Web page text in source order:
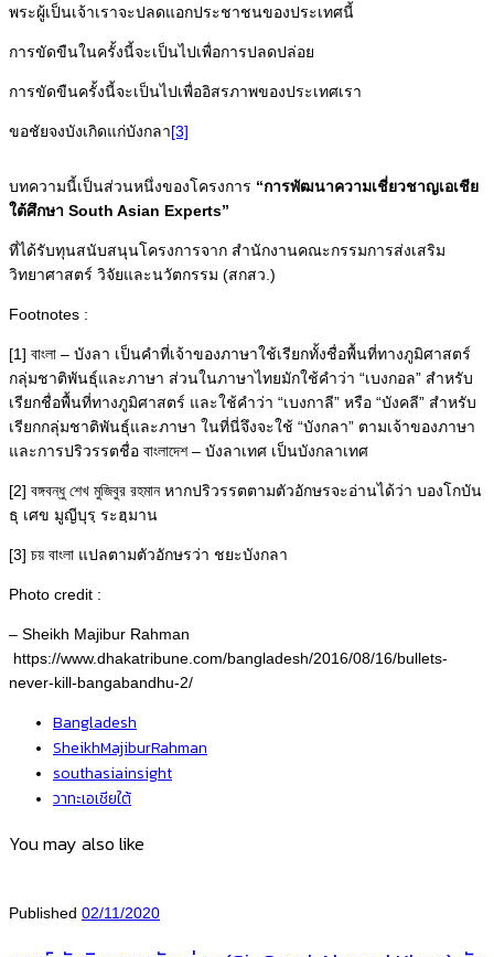
พระผู้เป็นเจ้าเราจะปลดแอกประชาชนของประเทศนี้
การขัดขืนในครั้งนี้จะเป็นไปเพื่อการปลดปล่อย
การขัดขืนครั้งนี้จะเป็นไปเพื่ออิสรภาพของประเทศเรา
ขอชัยจงบังเกิดแก่บังกลา[3]
บทความนี้เป็นส่วนหนึ่งของโครงการ “การพัฒนาความเชี่ยวชาญเอเชีย
ใต้ศึกษา South Asian Experts”
ที่ได้รับทุนสนับสนุนโครงการจาก สำนักงานคณะกรรมการส่งเสริม
วิทยาศาสตร์ วิจัยและนวัตกรรม (สกสว.)
Footnotes :
[1] বাংলা – บังลา เป็นคำที่เจ้าของภาษาใช้เรียกทั้งชื่อพื้นที่ทางภูมิศาสตร์
กลุ่มชาติพันธุ์และภาษา ส่วนในภาษาไทยมักใช้คำว่า “เบงกอล” สำหรับ
เรียกชื่อพื้นที่ทางภูมิศาสตร์ และใช้คำว่า “เบงกาลี” หรือ “บังคลี” สำหรับ
เรียกกลุ่มชาติพันธุ์และภาษา ในที่นี่จึงจะใช้ “บังกลา” ตามเจ้าของภาษา
และการปริวรรตชื่อ বাংলাদেশ – บังลาเทศ เป็นบังกลาเทศ
[2] বঙ্গবন্ধু শেখ মুজিবুর রহমান หากปริวรรตตามตัวอักษรจะอ่านได้ว่า บองโกบัน
ธุ เศข มูญีบุรฺ ระฮฺมาน
[3] চয় বাংলা แปลตามตัวอักษรว่า ชยะบังกลา
Photo credit :
– Sheikh Majibur Rahman
https://www.dhakatribune.com/bangladesh/2016/08/16/bullets-
never-kill-bangabandhu-2/
Bangladesh
SheikhMajiburRahman
southasiainsight
วาทะเอเชียใต้
You may also like
Published 02/11/2020